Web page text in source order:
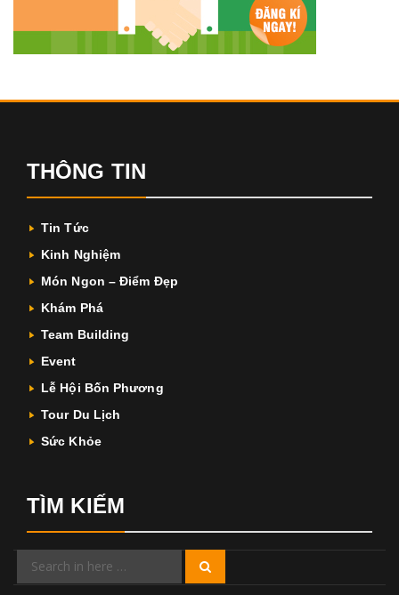
THÔNG TIN
Tin Tức
Kinh Nghiệm
Món Ngon – Điểm Đẹp
Khám Phá
Team Building
Event
Lễ Hội Bốn Phương
Tour Du Lịch
Sức Khỏe
TÌM KIẾM
Search